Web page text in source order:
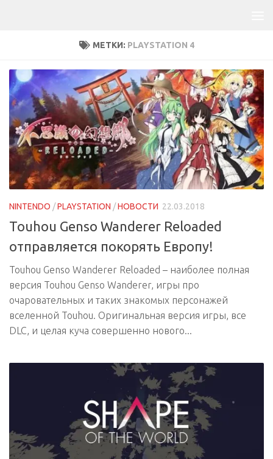
МЕТКИ: PLAYSTATION 4
NINTENDO /PLAYSTATION /НОВОСТИ 22.03.2018
Touhou Genso Wanderer Reloaded
отправляется покорять Европу!
Touhou Genso Wanderer Reloaded – наиболее полная
версия Touhou Genso Wanderer, игры про
очаровательных и таких знакомых персонажей
вселенной Touhou. Оригинальная версия игры, все
DLC, и целая куча совершенно нового...